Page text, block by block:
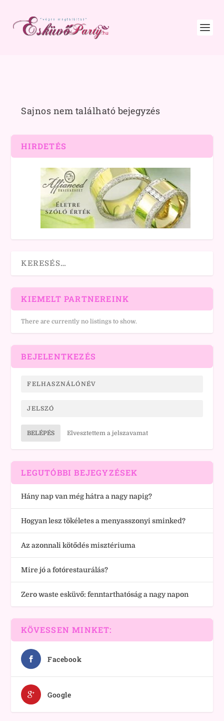
Sajnos nem található bejegyzés
HIRDETÉS
KIEMELT PARTNEREINK
There are currently no listings to show.
BEJELENTKEZÉS
BELÉPÉS Elvesztettem a jelszavamat
LEGUTÓBBI BEJEGYZÉSEK
Hány nap van még hátra a nagy napig?
Hogyan lesz tökéletes a menyasszonyi sminked?
Az azonnali kötődés misztériuma
Mire jó a fotórestaurálás?
Zero waste esküvő: fenntarthatóság a nagy napon
KÖVESSEN MINKET:
Facebook
Google